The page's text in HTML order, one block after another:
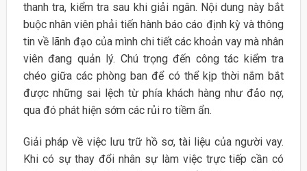
thanh tra, kiểm tra sau khi giải ngân. Nội dung này bắt
buộc nhân viên phải tiến hành báo cáo định kỳ và thông
tin về lãnh đạo của mình chi tiết các khoản vay mà nhân
viên đang quản lý. Chú trọng đến công tác kiểm tra
chéo giữa các phòng ban để có thể kịp thời nắm bắt
được những sai lệch từ phía khách hàng như đảo nợ,
qua đó phát hiện sớm các rủi ro tiềm ẩn.
Giải pháp về việc lưu trữ hồ sơ, tài liệu của người vay.
Khi có sự thay đổi nhân sự làm việc trực tiếp cần có